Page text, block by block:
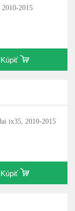
2015
Kúpiť
ix35, 2010-2015
Kúpiť